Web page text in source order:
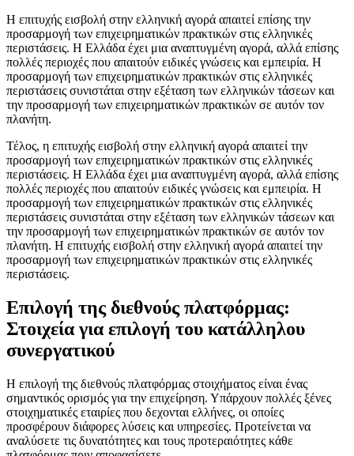
Η επιτυχής εισβολή στην ελληνική αγορά απαιτεί επίσης την
προσαρμογή των επιχειρηματικών πρακτικών στις ελληνικές
περιστάσεις. Η Ελλάδα έχει μια αναπτυγμένη αγορά, αλλά επίσης
πολλές περιοχές που απαιτούν ειδικές γνώσεις και εμπειρία. Η
προσαρμογή των επιχειρηματικών πρακτικών στις ελληνικές
περιστάσεις συνιστάται στην εξέταση των ελληνικών τάσεων και
την προσαρμογή των επιχειρηματικών πρακτικών σε αυτόν τον
πλανήτη.
Τέλος, η επιτυχής εισβολή στην ελληνική αγορά απαιτεί την
προσαρμογή των επιχειρηματικών πρακτικών στις ελληνικές
περιστάσεις. Η Ελλάδα έχει μια αναπτυγμένη αγορά, αλλά επίσης
πολλές περιοχές που απαιτούν ειδικές γνώσεις και εμπειρία. Η
προσαρμογή των επιχειρηματικών πρακτικών στις ελληνικές
περιστάσεις συνιστάται στην εξέταση των ελληνικών τάσεων και
την προσαρμογή των επιχειρηματικών πρακτικών σε αυτόν τον
πλανήτη. Η επιτυχής εισβολή στην ελληνική αγορά απαιτεί την
προσαρμογή των επιχειρηματικών πρακτικών στις ελληνικές
περιστάσεις.
Επιλογή της διεθνούς πλατφόρμας:
Στοιχεία για επιλογή του κατάλληλου
συνεργατικού
Η επιλογή της διεθνούς πλατφόρμας στοιχήματος είναι ένας
σημαντικός ορισμός για την επιχείρηση. Υπάρχουν πολλές ξένες
στοιχηματικές εταιρίες που δεχονται ελλήνες, οι οποίες
προσφέρουν διάφορες λύσεις και υπηρεσίες. Προτείνεται να
αναλύσετε τις δυνατότητες και τους προτεραιότητες κάθε